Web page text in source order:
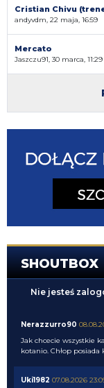
Cristian Chivu
andyvdm, 22 maja, 16:59
Mercato
Jaszczu91, 30 marca, 11:29
SHOUTBOX
Nie jesteś
Nerazzurro90
Jak chcecie wszystkie
kotanio. Chłop
Uki1982 07.08.2026